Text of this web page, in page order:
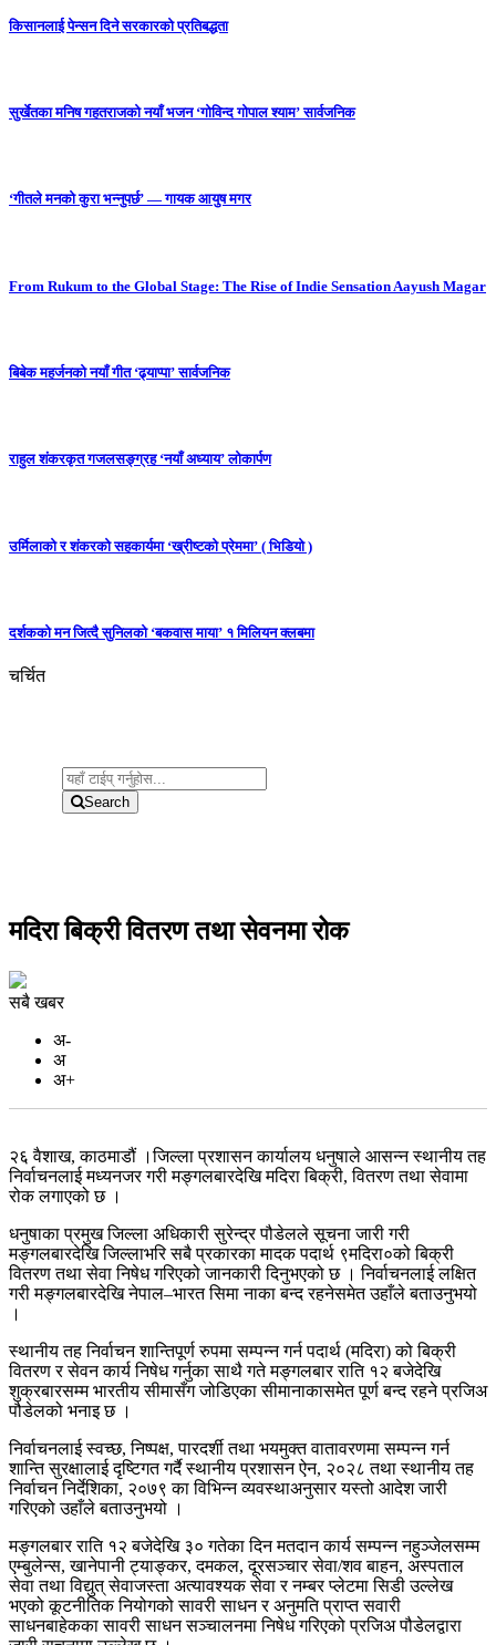
किसानलाई पेन्सन दिने सरकारको प्रतिबद्धता
सुर्खेतका मनिष गहतराजको नयाँ भजन ‘गोविन्द गोपाल श्याम’ सार्वजनिक
‘गीतले मनको कुरा भन्नुपर्छ’ — गायक आयुष मगर
From Rukum to the Global Stage: The Rise of Indie Sensation Aayush Magar
बिबेक महर्जनको नयाँ गीत ‘ढ्याप्पा’ सार्वजनिक
राहुल शंकरकृत गजलसङ्ग्रह ‘नयाँ अध्याय’ लोकार्पण
उर्मिलाको र शंकरको सहकार्यमा ‘ख्रीष्टको प्रेममा’ ( भिडियो )
दर्शकको मन जित्दै सुनिलको ‘बकवास माया’ १ मिलियन क्लबमा
चर्चित
Search
मदिरा बिक्री वितरण तथा सेवनमा रोक
सबै खबर
अ-
अ
अ+
२६ वैशाख, काठमाडौं ।जिल्ला प्रशासन कार्यालय धनुषाले आसन्न स्थानीय तह
निर्वाचनलाई मध्यनजर गरी मङ्गलबारदेखि मदिरा बिक्री, वितरण तथा सेवामा
रोक लगाएको छ ।
धनुषाका प्रमुख जिल्ला अधिकारी सुरेन्द्र पौडेलले सूचना जारी गरी
मङ्गलबारदेखि जिल्लाभरि सबै प्रकारका मादक पदार्थ ९मदिरा०को बिक्री
वितरण तथा सेवा निषेध गरिएको जानकारी दिनुभएको छ । निर्वाचनलाई लक्षित
गरी मङ्गलबारदेखि नेपाल–भारत सिमा नाका बन्द रहनेसमेत उहाँले बताउनुभयो
।
स्थानीय तह निर्वाचन शान्तिपूर्ण रुपमा सम्पन्न गर्न पदार्थ (मदिरा) को बिक्री
वितरण र सेवन कार्य निषेध गर्नुका साथै गते मङ्गलबार राति १२ बजेदेखि
शुक्रबारसम्म भारतीय सीमासँग जोडिएका सीमानाकासमेत पूर्ण बन्द रहने प्रजिअ
पौडेलको भनाइ छ ।
निर्वाचनलाई स्वच्छ, निष्पक्ष, पारदर्शी तथा भयमुक्त वातावरणमा सम्पन्न गर्न
शान्ति सुरक्षालाई दृष्टिगत गर्दै स्थानीय प्रशासन ऐन, २०२८ तथा स्थानीय तह
निर्वाचन निर्देशिका, २०७९ का विभिन्न व्यवस्थाअनुसार यस्तो आदेश जारी
गरिएको उहाँले बताउनुभयो ।
मङ्गलबार राति १२ बजेदेखि ३० गतेका दिन मतदान कार्य सम्पन्न नहुञ्जेलसम्म
एम्बुलेन्स, खानेपानी ट्याङ्कर, दमकल, दूरसञ्चार सेवा/शव बाहन, अस्पताल
सेवा तथा विद्युत् सेवाजस्ता अत्यावश्यक सेवा र नम्बर प्लेटमा सिडी उल्लेख
भएको कूटनीतिक नियोगको सावरी साधन र अनुमति प्राप्त सवारी
साधनबाहेकका सावरी साधन सञ्चालनमा निषेध गरिएको प्रजिअ पौडेलद्वारा